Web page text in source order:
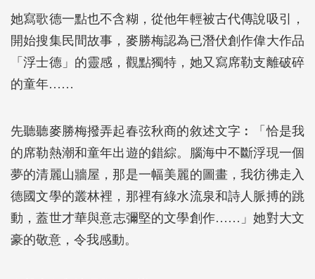
她寫歌德一點也不含糊，從他年輕被古代傳說吸引，
開始搜集民間故事，麥勝梅認為已潛伏創作偉大作品
「浮士德」的靈感，觀點獨特，她又寫席勒支離破碎
的童年……
先聽聽麥勝梅撥弄起春弦秋商的敘述文字︰「恰是我
的席勒熱潮和童年出遊的錯綜。腦海中不斷浮現一個
夢的清麗山牆屋，那是一幅美麗的圖畫，我彷彿走入
德國文學的叢林裡，那裡有綠水流泉和詩人脈搏的跳
動，蓋世才華與意志彌堅的文學創作……」她對大文
豪的敬意，令我感動。